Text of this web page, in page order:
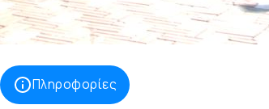
Πληροφορίες